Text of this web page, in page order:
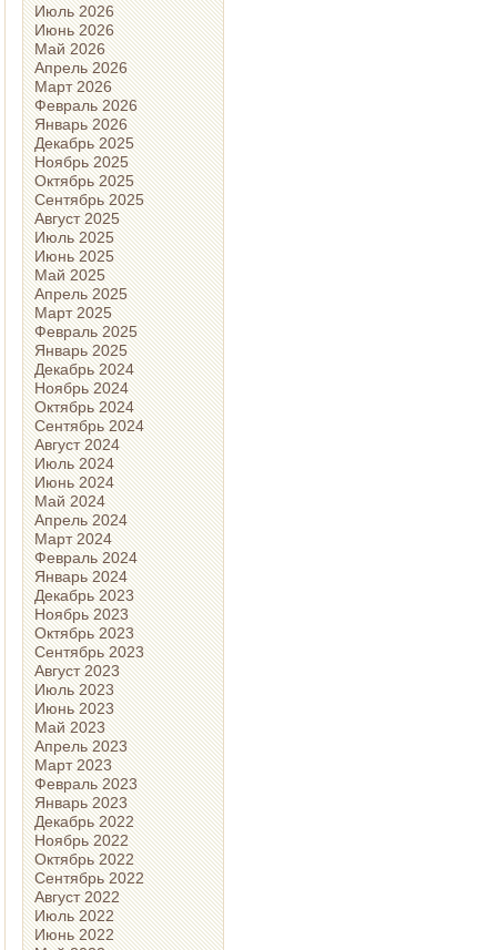
Июль 2026
Июнь 2026
Май 2026
Апрель 2026
Март 2026
Февраль 2026
Январь 2026
Декабрь 2025
Ноябрь 2025
Октябрь 2025
Сентябрь 2025
Август 2025
Июль 2025
Июнь 2025
Май 2025
Апрель 2025
Март 2025
Февраль 2025
Январь 2025
Декабрь 2024
Ноябрь 2024
Октябрь 2024
Сентябрь 2024
Август 2024
Июль 2024
Июнь 2024
Май 2024
Апрель 2024
Март 2024
Февраль 2024
Январь 2024
Декабрь 2023
Ноябрь 2023
Октябрь 2023
Сентябрь 2023
Август 2023
Июль 2023
Июнь 2023
Май 2023
Апрель 2023
Март 2023
Февраль 2023
Январь 2023
Декабрь 2022
Ноябрь 2022
Октябрь 2022
Сентябрь 2022
Август 2022
Июль 2022
Июнь 2022